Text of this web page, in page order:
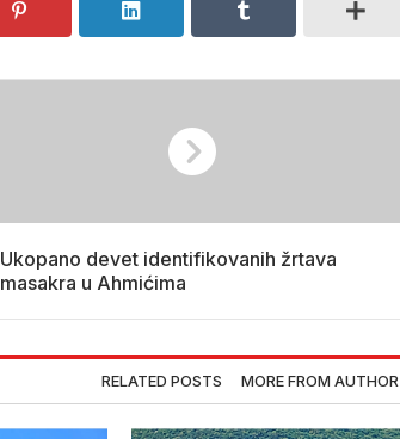
Ukopano devet identifikovanih žrtava
masakra u Ahmićima
RELATED POSTS MORE FROM AUTHOR